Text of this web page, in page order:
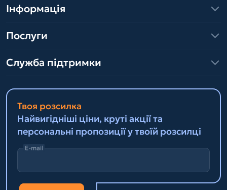
Інформація
Послуги
Служба підтримки
Твоя розсилка
Найвигідніші ціни, круті акції та
персональні пропозиції у твоїй розсилці
E-mail